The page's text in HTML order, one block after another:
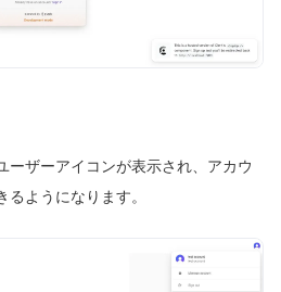
ーザーアイコンが表示され、アカウ
ようになります。